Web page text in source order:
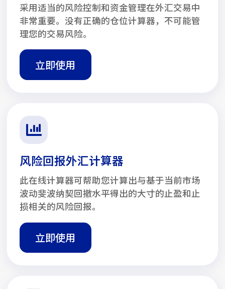
采用适当的风险控制和资金管理在外汇交易中
非常重要。没有正确的仓位计算器，不可能管
理您的交易风险。
立即使用
风险回报外汇计算器
此在线计算器可帮助您计算出与基于当前市场
波动斐波纳契回撤水平得出的大寸的止盈和止
损相关的风险回报。
立即使用